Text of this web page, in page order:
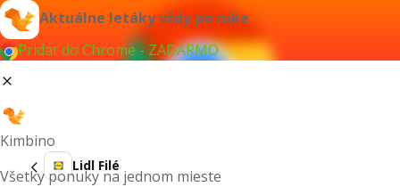
Aktuálne letáky vždy po ruke
Pridať do Chrome - ZADARMO
Kimbino
Všetky ponuky na jednom mieste
Lidl Filé